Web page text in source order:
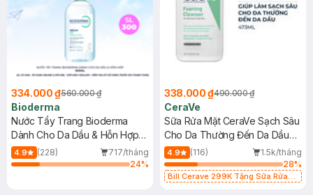
334.000 ₫560.000 ₫
Bioderma
Nước Tẩy Trang Bioderma
Dành Cho Da Dầu & Hỗn Hợp
500ml
4.9 (228)
717/tháng
24%
338.000 ₫490.000 ₫
CeraVe
Sữa Rửa Mặt CeraVe Sạch Sâu
Cho Da Thường Đến Da Dầu
473ml
4.9 (116)
1.5k/tháng
28%
Bill Cerave 299K Tặng Sữa Rửa